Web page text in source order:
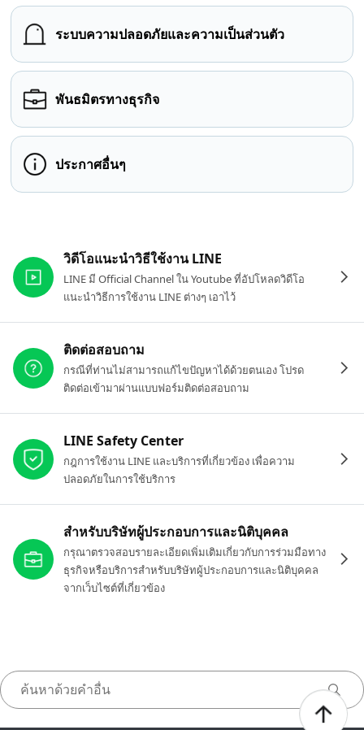
ระบบความปลอดภัยและความเป็นส่วนตัว
พันธมิตรทางธุรกิจ
ประกาศอื่นๆ
วิดีโอแนะนำวิธีใช้งาน LINE
LINE มี Official Channel ใน Youtube ที่อัปโหลดวิดีโอ
แนะนำวิธีการใช้งาน LINE ต่างๆ เอาไว้
ติดต่อสอบถาม
กรณีที่ท่านไม่สามารถแก้ไขปัญหาได้ด้วยตนเอง โปรด
ติดต่อเข้ามาผ่านแบบฟอร์มติดต่อสอบถาม
LINE Safety Center
กฎการใช้งาน LINE และบริการที่เกี่ยวข้อง เพื่อความ
ปลอดภัยในการใช้บริการ
สำหรับบริษัทผู้ประกอบการและนิติบุคคล
กรุณาตรวจสอบรายละเอียดเพิ่มเติมเกี่ยวกับการร่วมมือทาง
ธุรกิจหรือบริการสำหรับบริษัทผู้ประกอบการและนิติบุคคล
จากเว็บไซต์ที่เกี่ยวข้อง